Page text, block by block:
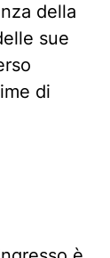
della
sue
di